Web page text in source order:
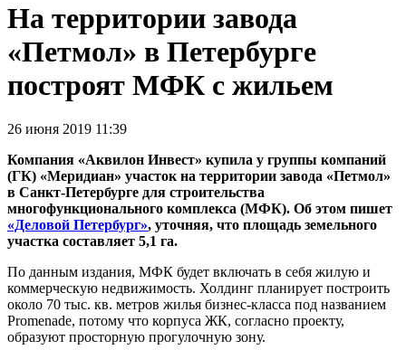
На территории завода
«Петмол» в Петербурге
построят МФК с жильем
26 июня 2019 11:39
Компания «Аквилон Инвест» купила у группы компаний
(ГК) «Меридиан» участок на территории завода «Петмол»
в Санкт-Петербурге для строительства
многофункционального комплекса (МФК). Об этом пишет
«Деловой Петербург», уточняя, что площадь земельного
участка составляет 5,1 га.
По данным издания, МФК будет включать в себя жилую и
коммерческую недвижимость. Холдинг планирует построить
около 70 тыс. кв. метров жилья бизнес-класса под названием
Promenade, потому что корпуса ЖК, согласно проекту,
образуют просторную прогулочную зону.